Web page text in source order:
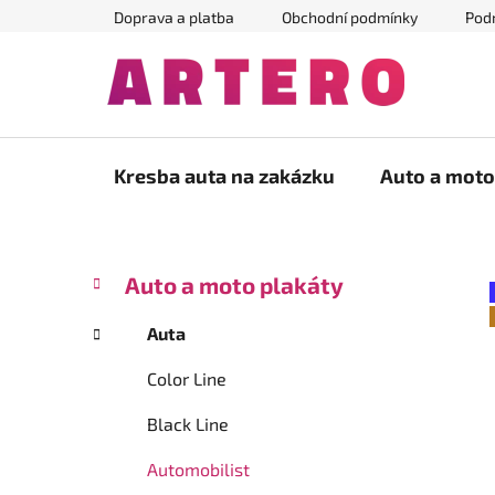
Doprava a platba Obchodní podmínky
Kresba auta na zakázku Auto a
P
s
kategorie
a
e
Auto a moto plakáty
Auta
Color Line
Black Line
Automobilist